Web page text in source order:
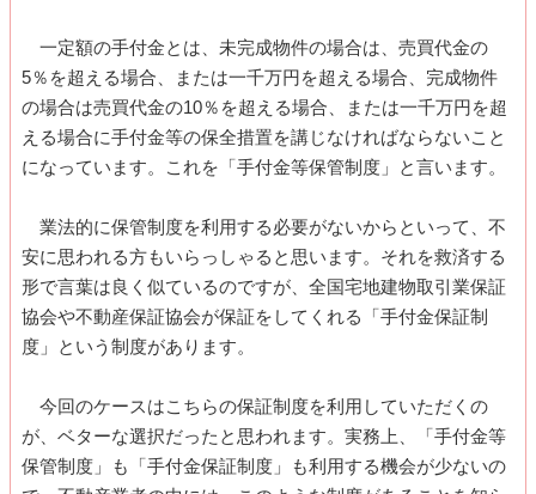
一定額の手付金とは、未完成物件の場合は、売買代金の
5％を超える場合、または一千万円を超える場合、完成物件
の場合は売買代金の10％を超える場合、または一千万円を超
える場合に手付金等の保全措置を講じなければならないこと
になっています。これを「手付金等保管制度」と言います。
業法的に保管制度を利用する必要がないからといって、不
安に思われる方もいらっしゃると思います。それを救済する
形で言葉は良く似ているのですが、全国宅地建物取引業保証
協会や不動産保証協会が保証をしてくれる「手付金保証制
度」という制度があります。
今回のケースはこちらの保証制度を利用していただくの
が、ベターな選択だったと思われます。実務上、「手付金等
保管制度」も「手付金保証制度」も利用する機会が少ないの